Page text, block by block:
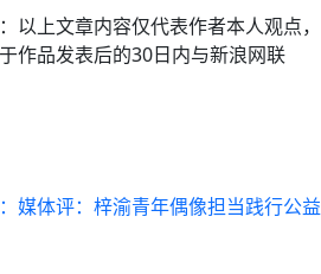
上文章内容仅代表作者本人观点，
作品发表后的30日内与新浪网联
媒体评：梓渝青年偶像担当践行公益